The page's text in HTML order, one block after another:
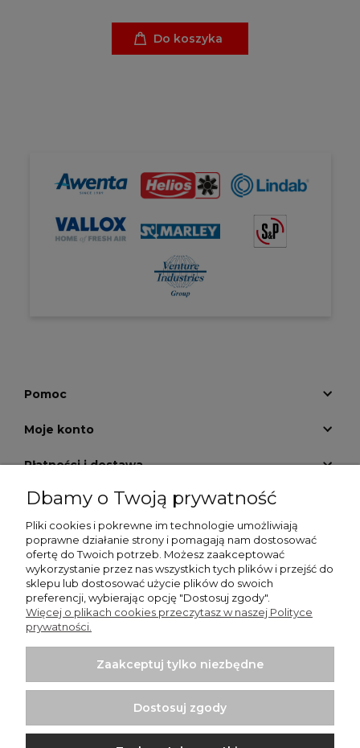
Do koszyka
Pomoc
Moje konto
Płatności i dostawa
Informacje
O nas
GALERIA KRATEK
Włodzimierz Dziwiński Went-Dom - wentylatory
łazienkowe, wentylatory przemysłowe, kratki nierdzewne |
Punkt sprzedaży: Bartycka 26 Pawilon 29, 00-716 Warszawa |
NIP: 1250599895 | REGON: 012437058 | Email:
sklep@wentylator.co
| Telefon:663 920 780
Dbamy o Twoją prywatność
Pliki cookies i pokrewne im technologie umożliwiają
poprawne działanie strony i pomagają nam dostosować
ofertę do Twoich potrzeb. Możesz zaakceptować
wykorzystanie przez nas wszystkich tych plików i przejść do
sklepu lub dostosować użycie plików do swoich
preferencji, wybierając opcję "Dostosuj zgody".
Więcej o plikach cookies przeczytasz w naszej Polityce
prywatności.
Zaakceptuj tylko niezbędne
Dostosuj zgody